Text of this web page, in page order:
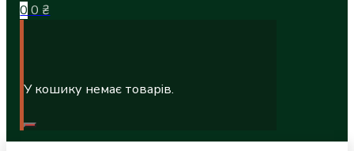
0 0 ₴
У кошику немає товарів.